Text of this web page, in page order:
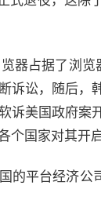
器占据了浏
诉讼，随后
诉美国政府
个国家对其开
的平台经济